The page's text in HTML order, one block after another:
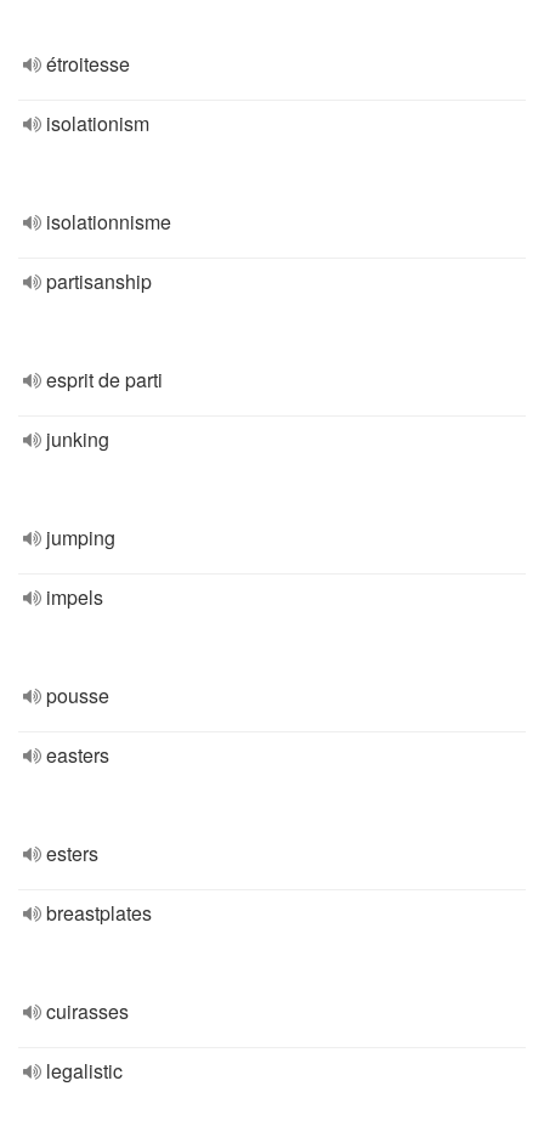
étroitesse
isolationism
isolationnisme
partisanship
esprit de parti
junking
jumping
impels
pousse
easters
esters
breastplates
cuirasses
legalistic